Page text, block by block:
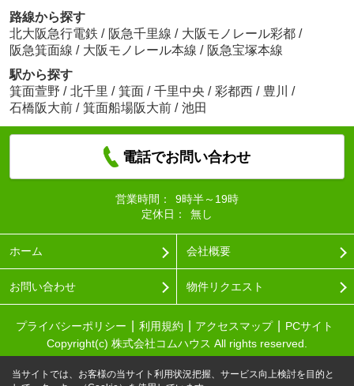
路線から探す
北大阪急行電鉄 / 阪急千里線 / 大阪モノレール彩都 /
阪急箕面線 / 大阪モノレール本線 / 阪急宝塚本線
駅から探す
箕面萱野 / 北千里 / 箕面 / 千里中央 / 彩都西 / 豊川
/
石橋阪大前 / 箕面船場阪大前 / 池田
電話でお問い合わせ
営業時間：
9時半～19時
定休日：
無し
ホーム 会社概要
お問い合わせ 物件リクエスト
プライバシーポリシー 利用規約 アクセスマップ
PCサイト
Copyright(c) 株式会社コムハウス All rights reserved.
当サイトでは、お客様の当サイト利用状況把握、サービス向上検討を目的と